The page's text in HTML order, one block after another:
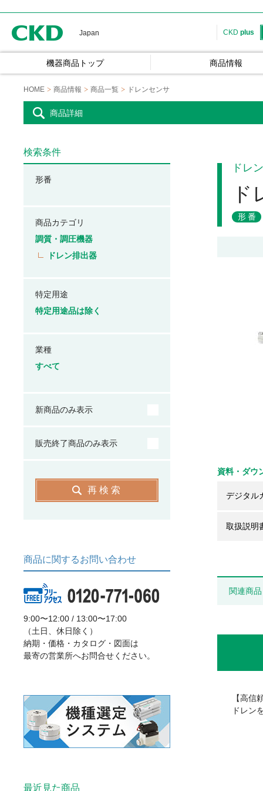
Japan CKD plus
機器商品トップ 商品情報
HOME 商品情報 商品一覧 ドレンセンサ
商品詳細
ドレ
ド
形番
資料・ダウ
デジタル
取扱説明
関連商品
【高信
ドレン
検索条件
形番
商品カテゴリ
調質・調圧機器
ドレン排出器
特定用途
特定用途品は除く
業種
すべて
新商品のみ表示
販売終了商品のみ表示
再検索
商品に関するお問い合わせ
9:00〜12:00 / 13:00〜17:00
（土日、休日除く）
納期・価格・カタログ・図面は
最寄の営業所へお問合せください。
最近見た商品